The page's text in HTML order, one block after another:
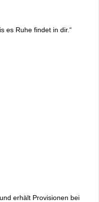
es Ruhe findet in dir.“
erhält Provisionen bei